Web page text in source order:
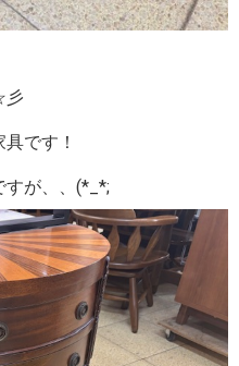
彡
です！
すが、、(*_*;